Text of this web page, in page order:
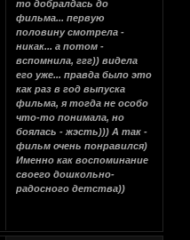
то добралдась до
фильма... первую
половину смотрела -
никак... а потом -
вспомнила, ггг)) видела
его уже... правда было это
как раз в год выпуска
фильма, я тогда не особо
что-то понимала, но
боялась - жэсть))) А так -
фильм очень понравился)
Именно как воспоминание
своего дошкольно-
радосного детства))